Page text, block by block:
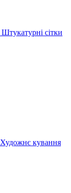
Штукатурні сітки
Художнє кування